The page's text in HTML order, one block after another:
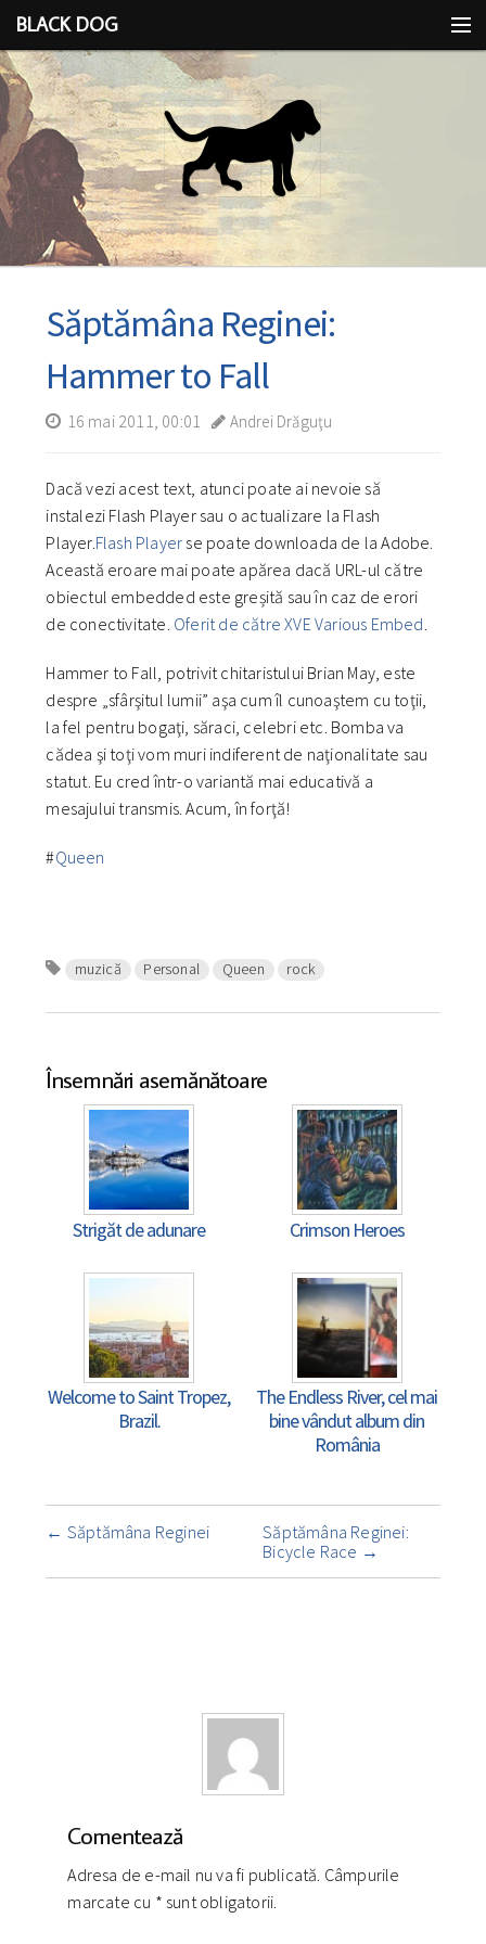
BLACK DOG
IDEEA
CU LIMBA SCOASĂ
Săptămâna Reginei:
Hammer to Fall
16 mai 2011, 00:01 Andrei Drăguţu
Dacă vezi acest text, atunci poate ai nevoie să
instalezi Flash Player sau o actualizare la Flash
Player.Flash Playerse poate downloada de la Adobe.
Această eroare mai poate apărea dacă URL-ul către
obiectul embedded este greșită sau în caz de erori
de conectivitate. Oferit de către XVE Various Embed.
Hammer to Fall, potrivit chitaristului Brian May, este
despre „sfârşitul lumii” aşa cum îl cunoaştem cu toţii,
la fel pentru bogaţi, săraci, celebri etc. Bomba va
cădea şi toţi vom muri indiferent de naţionalitate sau
statut. Eu cred într-o variantă mai educativă a
mesajului transmis. Acum, în forţă!
#Queen
muzică Personal Queen rock
Însemnări asemănătoare
Strigăt de adunare Crimson Heroes
Welcome to Saint Tropez,
Brazil.
The Endless River, cel mai
bine vândut album din
România
Navigare
însemnare
← Săptămâna Reginei
Săptămâna Reginei:
Bicycle Race →
Comentează
Adresa de e-mail nu va fi publicată. Câmpurile
marcate cu * sunt obligatorii.